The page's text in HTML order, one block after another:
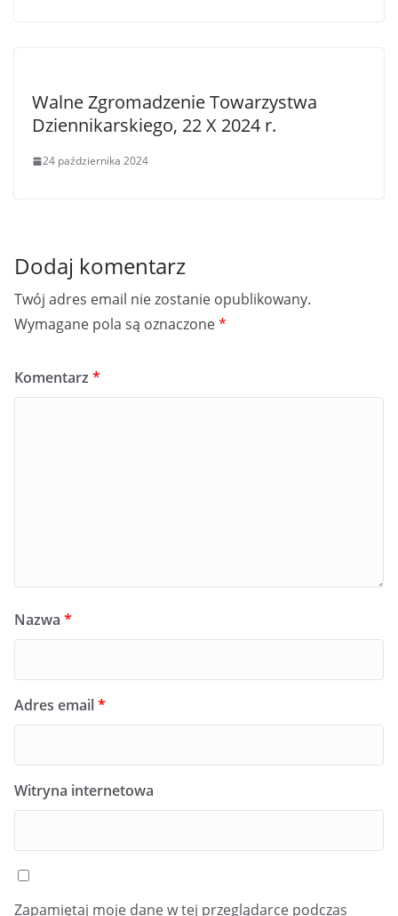
Walne Zgromadzenie Towarzystwa
Dziennikarskiego, 22 X 2024 r.
24 października 2024
Dodaj komentarz
Twój adres email nie zostanie opublikowany.
Wymagane pola są oznaczone*
Komentarz *
Nazwa *
Adres email*
Witryna internetowa
Zapamiętaj moje dane w tej przeglądarce podczas